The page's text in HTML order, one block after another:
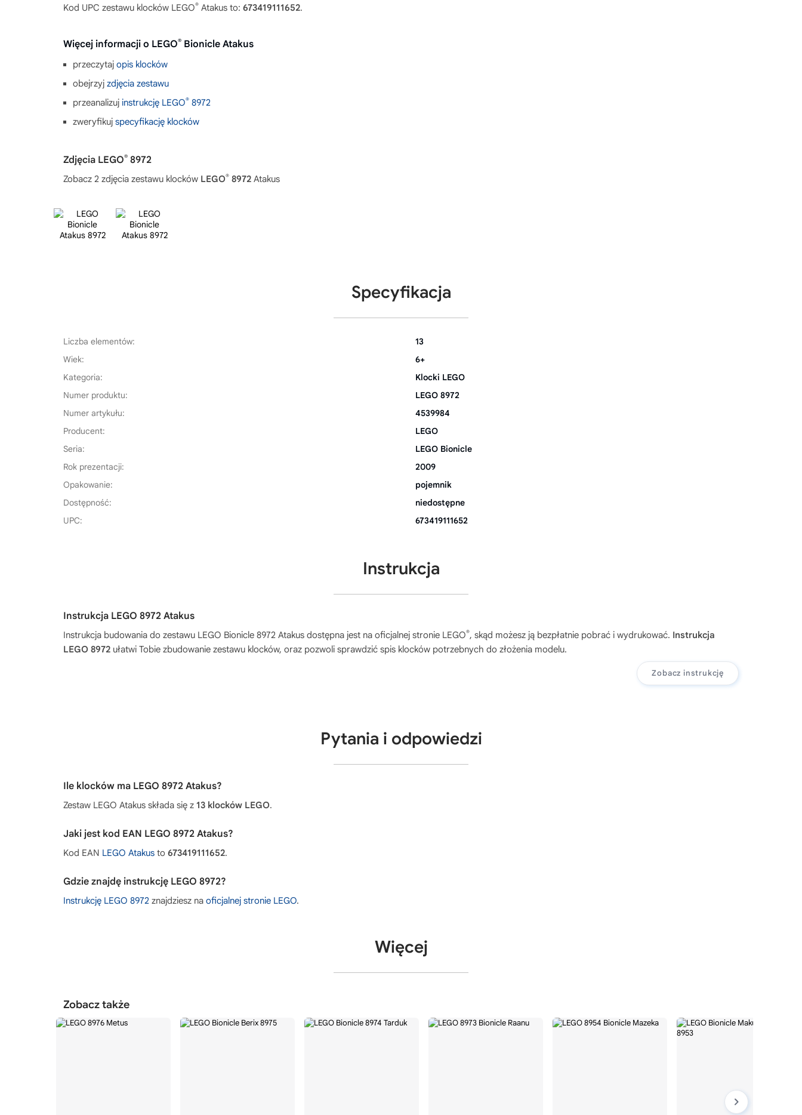
Kod UPC zestawu klocków LEGO® Atakus to: 673419111652.
Więcej informacji o LEGO® Bionicle Atakus
przeczytaj opis klocków
obejrzyj zdjęcia zestawu
przeanalizuj instrukcję LEGO® 8972
zweryfikuj specyfikację klocków
Zdjęcia LEGO® 8972
Zobacz 2 zdjęcia zestawu klocków LEGO® 8972 Atakus
Specyfikacja
Liczba elementów:
13
Wiek:
6+
Kategoria:
Klocki LEGO
Numer produktu:
LEGO 8972
Numer artykułu:
4539984
Producent:
LEGO
Seria:
LEGO Bionicle
Rok prezentacji:
2009
Opakowanie:
pojemnik
Dostępność:
niedostępne
UPC:
673419111652
Instrukcja
Instrukcja LEGO 8972 Atakus
Instrukcja budowania do zestawu LEGO Bionicle 8972 Atakus dostępna jest na oficjalnej stronie LEGO®, skąd możesz ją bezpłatnie pobrać i wydrukować. Instrukcja
LEGO 8972 ułatwi Tobie zbudowanie zestawu klocków, oraz pozwoli sprawdzić spis klocków potrzebnych do złożenia modelu.
Zobacz instrukcję
Pytania i odpowiedzi
Ile klocków ma LEGO 8972 Atakus?
Zestaw LEGO Atakus składa się z 13 klocków LEGO.
Jaki jest kod EAN LEGO 8972 Atakus?
Kod EAN LEGO Atakus to 673419111652.
Gdzie znajdę instrukcję LEGO 8972?
Instrukcję LEGO 8972 znajdziesz na oficjalnej stronie LEGO.
Więcej
Zobacz także